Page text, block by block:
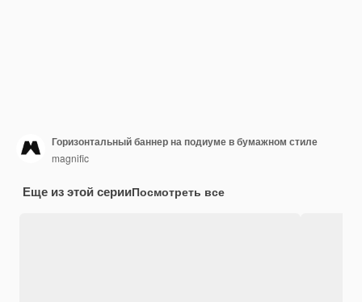
Горизонтальный баннер на подиуме в бумажном стиле
magnific
Еще из этой серииПосмотреть все